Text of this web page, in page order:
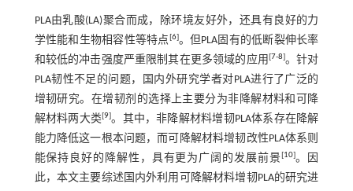
PLA由乳酸(LA)聚合而成，除环境友好外，还具有良好的力
学性能和生物相容性等特点 [6]。但PLA固有的低断裂伸长率
和较低的冲击强度严重限制其在更多领域的应用 [7-8]。针对
PLA韧性不足的问题，国内外研究学者对PLA进行了广泛的
增韧研究。在增韧剂的选择上主要分为非降解材料和可降
解材料两大类[9]。其中，非降解材料增韧PLA体系存在降解
能力降低这一根本问题，而可降解材料增韧改性PLA体系则
能保持良好的降解性，具有更为广阔的发展前景[10]。因
此，本文主要综述国内外利用可降解材料增韧PLA的研究进